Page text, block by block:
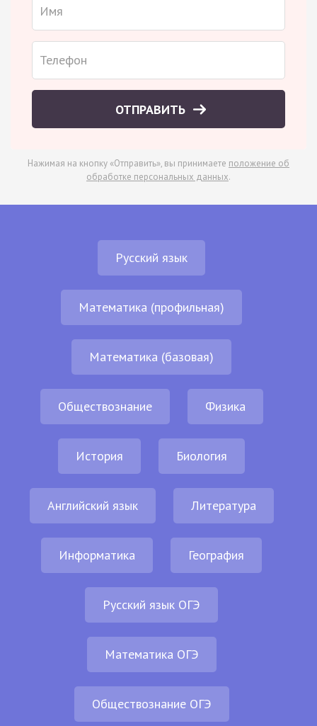
ОТПРАВИТЬ
Нажимая на кнопку «Отправить», вы принимаете положение об
обработке персональных данных.
Русский язык
Математика (профильная)
Математика (базовая)
Обществознание Физика
История Биология
Английский язык Литература
Информатика География
Русский язык ОГЭ
Математика ОГЭ
Обществознание ОГЭ